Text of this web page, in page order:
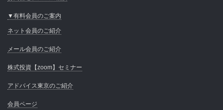
▼有料会員のご案内
ネット会員のご紹介
メール会員のご紹介
株式投資【zoom】セミナー
アドバイス東京のご紹介
会員ページ